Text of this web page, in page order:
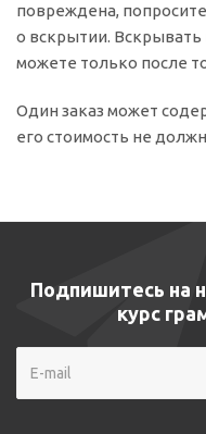
повреждена,
о вскрытии.
можете только после
Один заказ может
его стоимость не
Подпишитесь на
курс